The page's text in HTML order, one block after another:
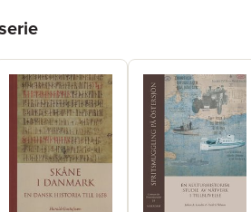
Ahlbäck
Brilkman
Holmberg,Helge
Jordheim,Camilla Ruud
Anna Nilsson Hammar
David Larsson
Heidenblad,Kari
Nordberg,Johan Östling
Erling Sandmo